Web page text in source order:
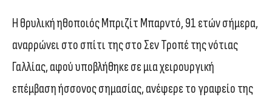
Η θρυλική ηθοποιός Μπριζίτ Μπαρντό, 91 ετών σήμερα,
αναρρώνει στο σπίτι της στο Σεν Τροπέ της νότιας
Γαλλίας, αφού υποβλήθηκε σε μια χειρουργική
επέμβαση ήσσονος σημασίας, ανέφερε το γραφείο της